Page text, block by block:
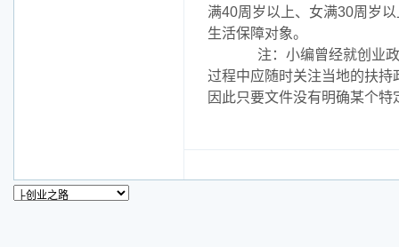
满40周岁以上、女满30周岁
生活保障对象。
注：小编曾经就创业政
过程中应随时关注当地的扶
因此只要文件没有明确某个